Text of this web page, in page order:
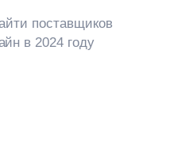
поставщиков
в 2024 году